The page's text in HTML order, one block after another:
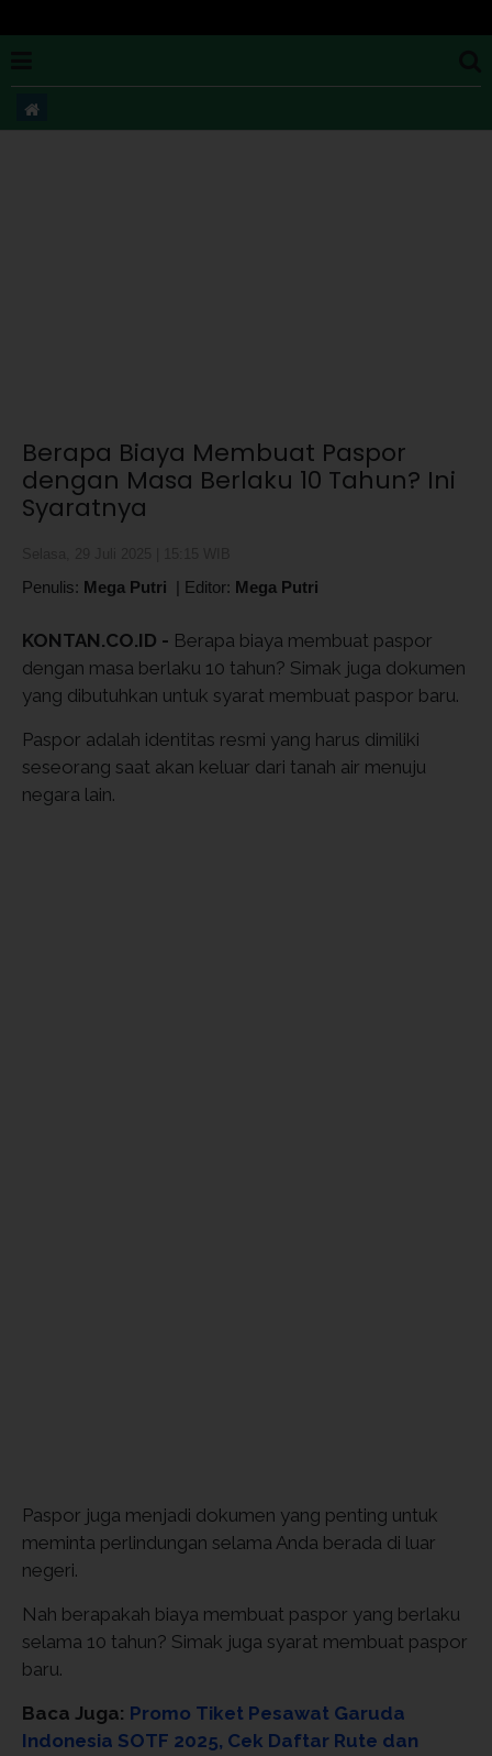
Berapa Biaya Membuat Paspor
dengan Masa Berlaku 10 Tahun? Ini
Syaratnya
Penulis: Mega Putri | Editor: Mega Putri
KONTAN.CO.ID - Berapa biaya membuat paspor
dengan masa berlaku 10 tahun? Simak juga dokumen
yang dibutuhkan untuk syarat membuat paspor baru.
Paspor adalah identitas resmi yang harus dimiliki
seseorang saat akan keluar dari tanah air menuju
negara lain.
Paspor juga menjadi dokumen yang penting untuk
meminta perlindungan selama Anda berada di luar
negeri.
Nah berapakah biaya membuat paspor yang berlaku
selama 10 tahun? Simak juga syarat membuat paspor
baru.
Baca Juga: Promo Tiket Pesawat Garuda
Indonesia SOTF 2025, Cek Daftar Rute dan